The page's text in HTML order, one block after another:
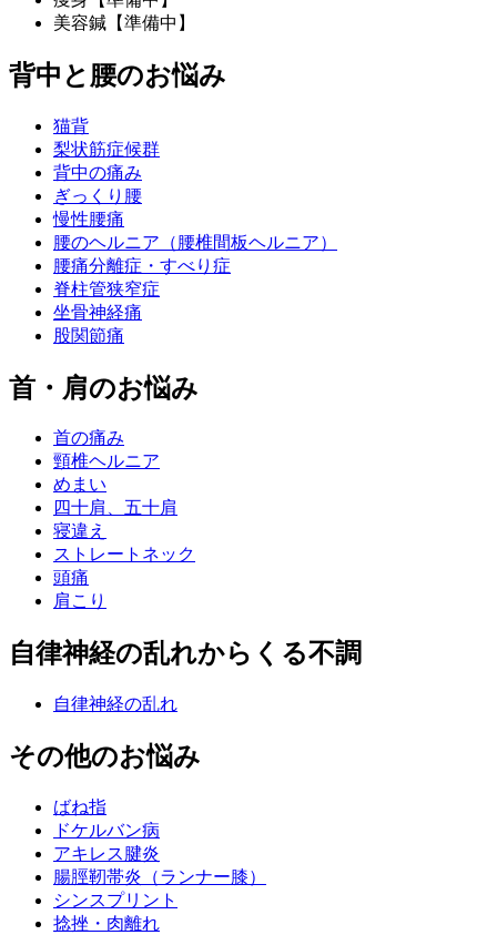
美容鍼【準備中】
背中と腰のお悩み
猫背
梨状筋症候群
背中の痛み
ぎっくり腰
慢性腰痛
腰のヘルニア（腰椎間板ヘルニア）
腰痛分離症・すべり症
脊柱管狭窄症
坐骨神経痛
股関節痛
首・肩のお悩み
首の痛み
頸椎ヘルニア
めまい
四十肩、五十肩
寝違え
ストレートネック
頭痛
肩こり
自律神経の乱れからくる不調
自律神経の乱れ
その他のお悩み
ばね指
ドケルバン病
アキレス腱炎
腸脛靭帯炎（ランナー膝）
シンスプリント
捻挫・肉離れ